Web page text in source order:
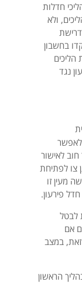
חדלות
ולא
בחשבון
נגד
לאישור
צו לפתיחת
מעין זו
פירעון.
לבטל
אם
במצב
הראשון